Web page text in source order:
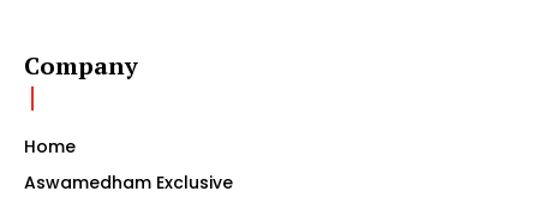
Company
Home
Aswamedham Exclusive